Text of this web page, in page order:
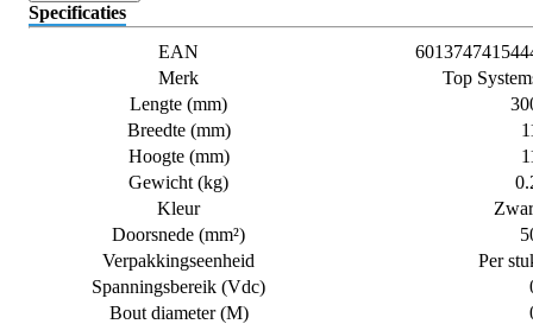
Specificaties
EAN
Merk
Top
Lengte (mm)
Breedte (mm)
Hoogte (mm)
Gewicht (kg)
Kleur
Doorsnede (mm²)
Verpakkingseenheid
Per
Spanningsbereik (Vdc)
Bout diameter (M)